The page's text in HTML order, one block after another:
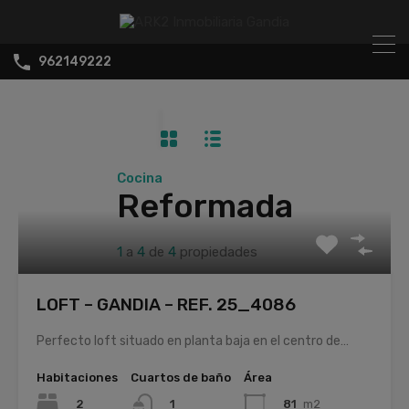
962149222
Cocina
Reformada
1 a 4 de 4 propiedades
LOFT – GANDIA – REF. 25_4086
Perfecto loft situado en planta baja en el centro de…
Habitaciones
2
Cuartos de baño
1
Área
81 m2